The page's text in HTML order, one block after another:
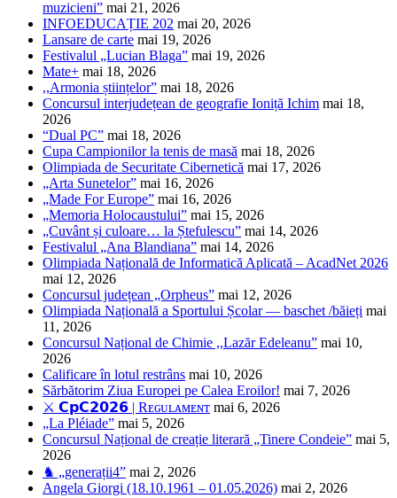
muzicieni” mai 21, 2026
INFOEDUCAȚIE 202 mai 20, 2026
Lansare de carte mai 19, 2026
Festivalul „Lucian Blaga” mai 19, 2026
Mate+ mai 18, 2026
,,Armonia științelor” mai 18, 2026
Concursul interjudețean de geografie Ioniță Ichim mai 18,
2026
“Dual PC” mai 18, 2026
Cupa Campionilor la tenis de masă mai 18, 2026
Olimpiada de Securitate Cibernetică mai 17, 2026
„Arta Sunetelor” mai 16, 2026
„Made For Europe” mai 16, 2026
„Memoria Holocaustului” mai 15, 2026
„Cuvânt și culoare… la Ștefulescu” mai 14, 2026
Festivalul „Ana Blandiana” mai 14, 2026
Olimpiada Națională de Informatică Aplicată – AcadNet 2026
mai 12, 2026
Concursul județean „Orpheus” mai 12, 2026
Olimpiada Națională a Sportului Școlar — baschet /băieți mai
11, 2026
Concursul Național de Chimie ,,Lazăr Edeleanu” mai 10,
2026
Calificare în lotul restrâns mai 10, 2026
Sărbătorim Ziua Europei pe Calea Eroilor! mai 7, 2026
⚔️ 𝗖𝗽𝗖𝟮𝟬𝟮𝟲 | Rᴇɢᴜʟᴀᴍᴇɴᴛ mai 6, 2026
„La Pléiade” mai 5, 2026
Concursul Național de creație literară „Tinere Condeie” mai 5,
2026
♞ „generații4” mai 2, 2026
Angela Giorgi (18.10.1961 – 01.05.2026) mai 2, 2026